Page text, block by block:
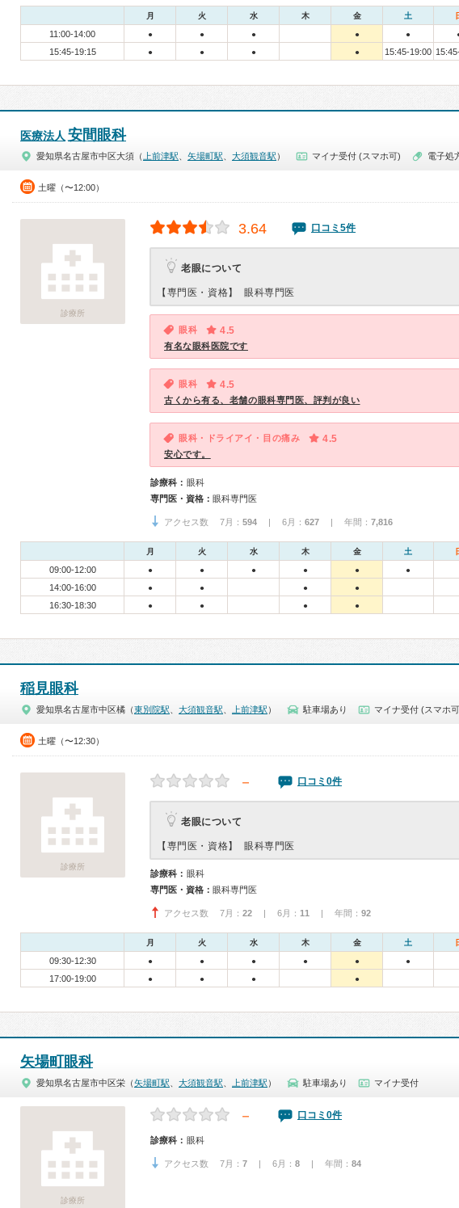
月 火 水 木 金 土
11:00-14:00 ● ● ● ● ●
15:45-19:15 ● ● ● ● 15:45-19:00
医療法人 安間眼科
愛知県名古屋市中区大須（ 上前津駅 矢場町駅 大須観音駅 ） マイナ受付 (スマホ可) 電子処
土曜（〜12:00）
診療所
3.64 口コミ5件
老眼について
【専門医・資格】 眼科専門医
眼科 4.5
有名な眼科医院です
眼科 4.5
古くから有る、老舗の眼科専門医、評判が良い
眼科・ドライアイ・目の痛み 4.5
安心です。
診療科： 眼科
専門医・資格： 眼科専門医
アクセス数 7月： 594 | 6月： 627 | 年間： 7,816
月 火 水 木 金 土
09:00-12:00 ● ● ● ● ● ●
14:00-16:00 ● ● ● ●
16:30-18:30 ● ● ● ●
稲見眼科
愛知県名古屋市中区橘（東別院駅 大須観音駅 上前津駅 ） 駐車場あり マイナ受付 (スマホ
土曜（〜12:30）
診療所
－ 口コミ0件
老眼について
【専門医・資格】 眼科専門医
診療科： 眼科
専門医・資格： 眼科専門医
アクセス数 7月： 22 | 6月： 11 | 年間： 92
月 火 水 木 金 土
09:30-12:30 ● ● ● ● ● ●
17:00-19:00 ● ● ● ●
矢場町眼科
愛知県名古屋市中区栄（矢場町駅 大須観音駅 上前津駅 ） 駐車場あり マイナ受付
診療所
－ 口コミ0件
診療科： 眼科
アクセス数 7月： 7 | 6月： 8 | 年間： 84